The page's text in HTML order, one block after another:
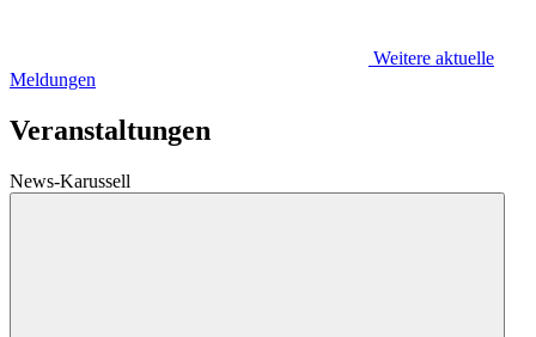
Weitere aktuelle
Meldungen
Veranstaltungen
News-Karussell